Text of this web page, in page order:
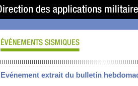
Evénement extrait du bulletin